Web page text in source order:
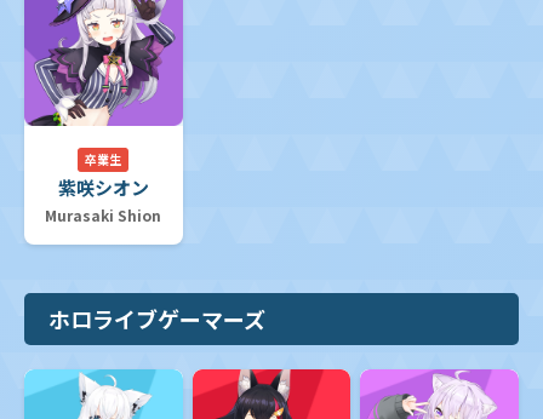
卒業生
紫咲シオン
Murasaki Shion
ホロライブゲーマーズ